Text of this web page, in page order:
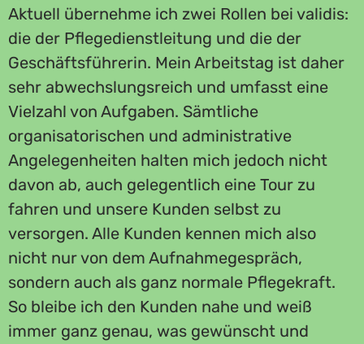
Aktuell übernehme ich zwei Rollen bei validis:
die der Pflegedienstleitung und die der
Geschäftsführerin. Mein Arbeitstag ist daher
sehr abwechslungsreich und umfasst eine
Vielzahl von Aufgaben. Sämtliche
organisatorischen und administrative
Angelegenheiten halten mich jedoch nicht
davon ab, auch gelegentlich eine Tour zu
fahren und unsere Kunden selbst zu
versorgen. Alle Kunden kennen mich also
nicht nur von dem Aufnahmegespräch,
sondern auch als ganz normale Pflegekraft.
So bleibe ich den Kunden nahe und weiß
immer ganz genau, was gewünscht und